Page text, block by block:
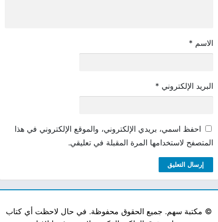
الاسم *
البريد الإلكتروني *
احفظ اسمي، بريدي الإلكتروني، والموقع الإلكتروني في هذا
المتصفح لاستخدامها المرة المقبلة في تعليقي.
© مكتبة سهم. جميع الحقوق محفوظة. في حال لاحظت أي كتاب